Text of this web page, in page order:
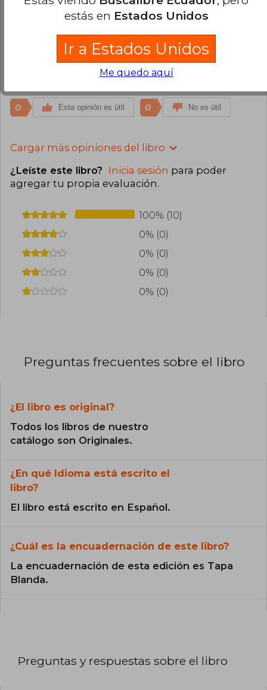
Está fue mi primera compra en Buscalibre, el
presentación de los libros y el estuche son
hermosos, está edición permite adentrarse al
mundo de Elena Blanco de principio a fin, muy
0 Esta opinión es útil 0 No es útil
Cargar más opiniones del libro
¿Leíste este libro? Inicia sesión para poder
agregar tu propia evaluación.
100% (10)
0% (0)
0% (0)
0% (0)
0% (0)
Preguntas frecuentes sobre el libro
¿El libro es original?
Todos los libros de nuestro
catálogo son Originales.
¿En qué Idioma está escrito el
libro?
El libro está escrito en Español.
¿Cuál es la encuadernación de este libro?
La encuadernación de esta edición es Tapa
Blanda.
Preguntas y respuestas sobre el libro
estás en Estados Unidos
Ir a Estados Unidos
Me quedo aquí